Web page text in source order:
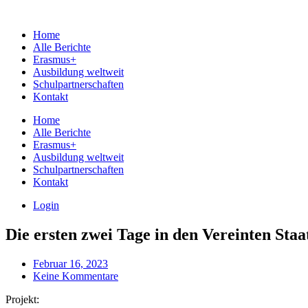
Home
Alle Berichte
Erasmus+
Ausbildung weltweit
Schulpartnerschaften
Kontakt
Home
Alle Berichte
Erasmus+
Ausbildung weltweit
Schulpartnerschaften
Kontakt
Login
Die ersten zwei Tage in den Vereinten
Februar 16, 2023
Keine Kommentare
Projekt: